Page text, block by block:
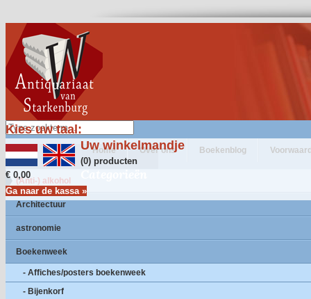
Kies uw taal:
Uw winkelmandje
(0) producten
€ 0,00
Ga naar de kassa »
Home Over ons Boekenblog
Categorieën
(Anti-) alkohol
Architectuur
astronomie
Boekenweek
- Affiches/posters boekenweek
- Bijenkorf